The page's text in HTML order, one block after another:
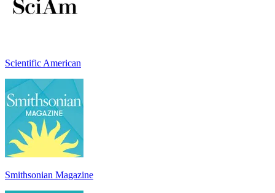
Scientific American
Smithsonian Magazine